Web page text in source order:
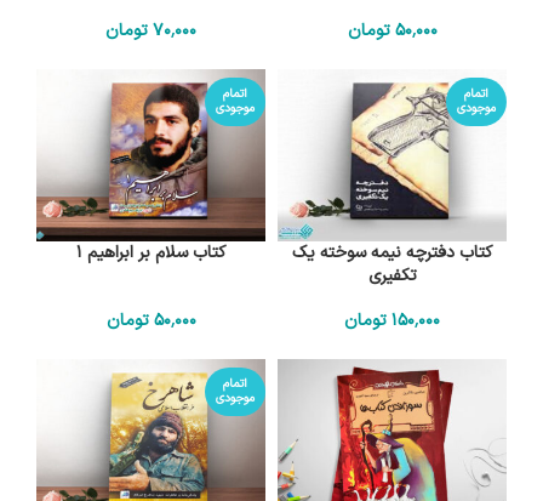
50٬000 تومان 70٬000تومان
اتمام
موجودی
کتاب دفترچه نیمه سوخته یک
تکفیری
150٬000تومان
اتمام
موجودی
کتاب سلام بر ابراهیم 1
50٬000 تومان
اتمام
موجودی